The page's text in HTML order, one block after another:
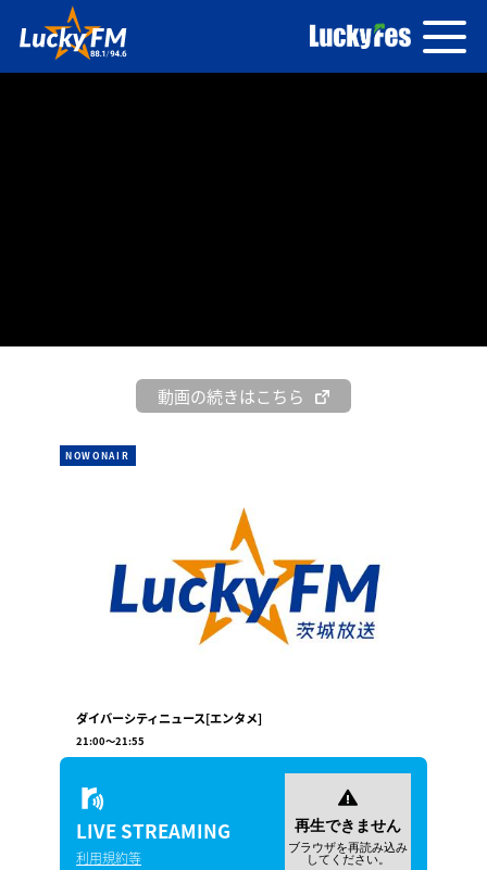
動画の続きはこちら
NOWONAIR
ダイバーシティニュース[エンタメ]
21:00〜21:55
LIVE STREAMING
利用規約等